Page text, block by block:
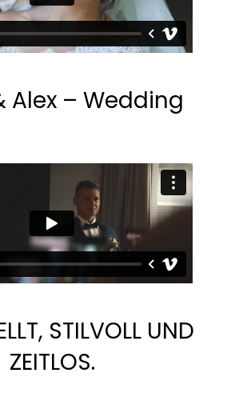
Alex – Wedding
STILVOLL UND
ZEITLOS.